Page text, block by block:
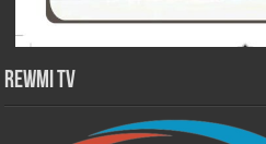
Rewmi TV